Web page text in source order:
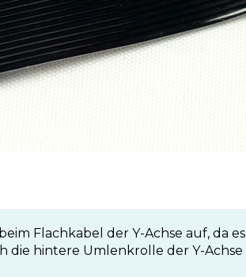
Flachkabel der Y-Achse auf, da es
die hintere Umlenkrolle der Y-Achse